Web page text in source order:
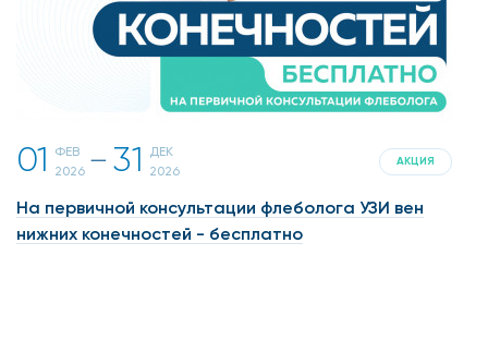
01
ФЕВ
2026 一 31
ДЕК
2026
АКЦИЯ
На первичной консультации флеболога УЗИ вен
нижних конечностей - бесплатно